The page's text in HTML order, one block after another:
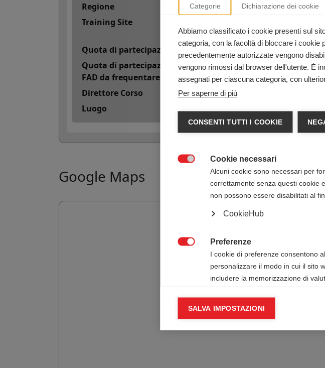
Regione
Training Site
Quota di partecipazione
Quota di partecipazione con 50 crediti ECM (corso
FAD da frequentare online)
Direttore Corso
Luogo
Via
Google Maps
Categorie Dichiarazione dei cookie
Abbiamo classificato i cookie presenti sul
categoria, con la facoltà di bloccare i cookie
precedentemente autorizzate vengono
vengono rimossi dal browser dell'utente. È
assegnati per ciascuna categoria, con
Per saperne di più
CONSENTI TUTTI I COOKIE
Cookie necessari
Alcuni cookie sono necessari per
correttamente senza questi cookie
non possono essere disabilitati al
CookieHub
Preferenze
I cookie di preferenze consentono
personalizzare il modo in cui il sito
includere la memorizzazione di
I cookie analitici ci aiutano a
SALVA IMPOSTAZIONI